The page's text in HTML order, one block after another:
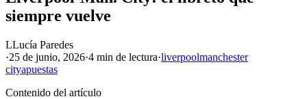
siempre vuelve
LLucía Paredes
·25 de junio, 2026·4 min de lectura·liverpoolmanchester
cityapuestas
Contenido del artículo